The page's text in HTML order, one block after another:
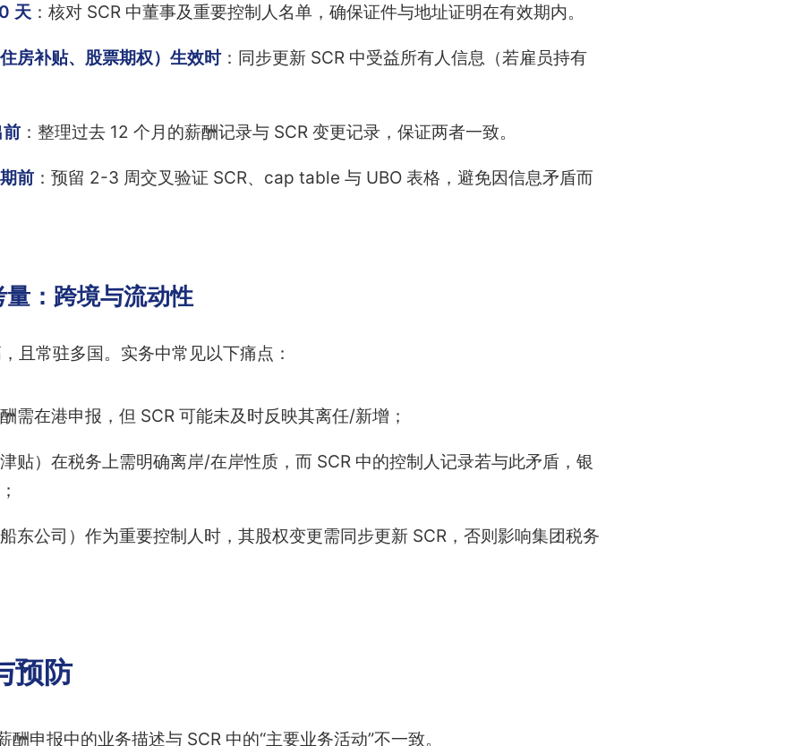
天：核对 SCR 中董事及重要控制人名单，确保证件与地址证明在有效期内。
房补贴、股票期权）生效时：同步更新 SCR 中受益所有人信息（若雇员持有
：整理过去 12 个月的薪酬记录与 SCR 变更记录，保证两者一致。
前：预留 2-3 周交叉验证 SCR、cap table 与 UBO 表格，避免因信息矛盾而
：跨境与流动性
且常驻多国。实务中常见以下痛点：
需在港申报，但 SCR 可能未及时反映其离任/新增；
贴）在税务上需明确离岸/在岸性质，而 SCR 中的控制人记录若与此矛盾，银
东公司）作为重要控制人时，其股权变更需同步更新 SCR，否则影响集团税务
预防
酬申报中的业务描述与 SCR 中的“主要业务活动”不一致。